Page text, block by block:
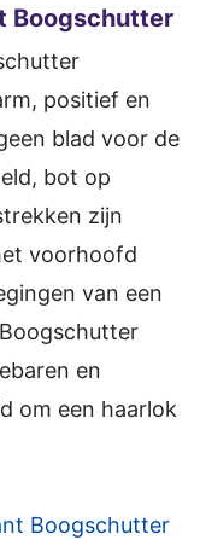
Boogschutter
positief en
blad voor de
bot op
zijn
voorhoofd
van een
en
om een haarlok
Boogschutter